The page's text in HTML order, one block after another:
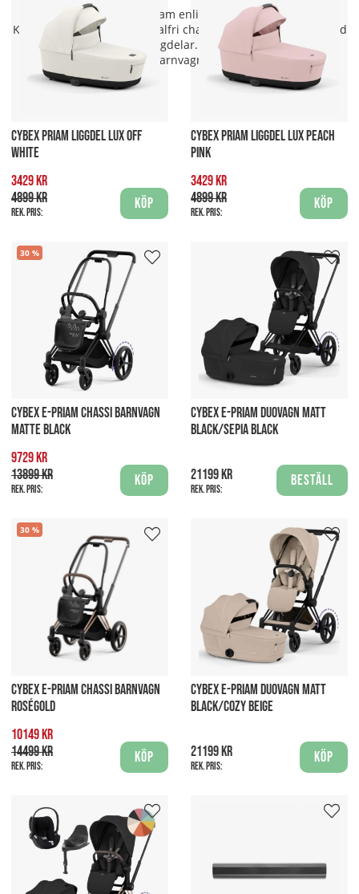
Anpassa din Cybex e-Priam enligt din individuella smak.
Kombinera färgerna med valfri chassi ram och ett brett utbud
av sittdelsklädslar och liggdelar. Eller kolla in våra färdiga
Cybex barnvagnspaket.
CYBEX PRIAM LIGGDEL LUX OFF
WHITE
3429 kr
4899 kr
Rek. pris:
Köp
CYBEX PRIAM LIGGDEL LUX PEACH
PINK
3429 kr
4899 kr
Rek. pris:
Köp
30
CYBEX E-PRIAM CHASSI BARNVAGN
MATTE BLACK
9729 kr
13899 kr
Rek. pris:
Köp
CYBEX E-PRIAM DUOVAGN MATT
BLACK/SEPIA BLACK
21199 kr
Rek. pris:
Beställ
30
CYBEX E-PRIAM CHASSI BARNVAGN
ROSÉGOLD
10149 kr
14499 kr
Rek. pris:
Köp
CYBEX E-PRIAM DUOVAGN MATT
BLACK/COZY BEIGE
21199 kr
Rek. pris:
Köp